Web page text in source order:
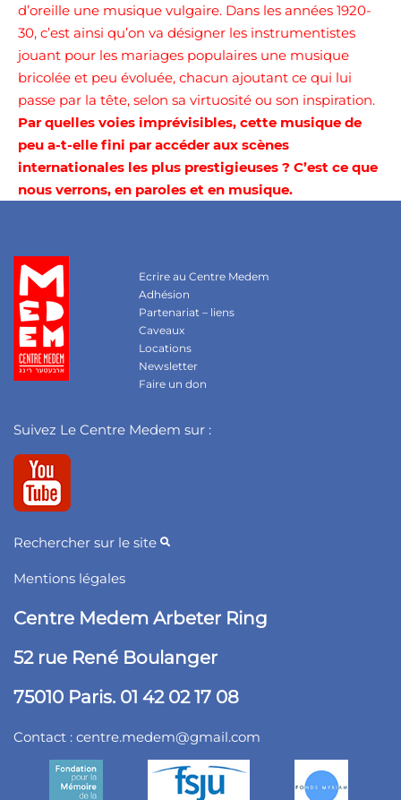
d’oreille une musique vulgaire. Dans les années 1920-
30, c’est ainsi qu’on va désigner les instrumentistes
jouant pour les mariages populaires une musique
bricolée et peu évoluée, chacun ajoutant ce qui lui
passe par la tête, selon sa virtuosité ou son inspiration.
Par quelles voies imprévisibles, cette musique de
peu a-t-elle fini par accéder aux scènes
internationales les plus prestigieuses ? C’est ce que
nous verrons, en paroles et en musique.
Ecrire au Centre Medem
Adhésion
Partenariat – liens
Caveaux
Locations
Newsletter
Faire un don
Suivez Le Centre Medem sur :
Rechercher sur le site
Mentions légales
Centre Medem Arbeter Ring
52 rue René Boulanger
75010 Paris. 01 42 02 17 08
Contact : centre.medem@gmail.com